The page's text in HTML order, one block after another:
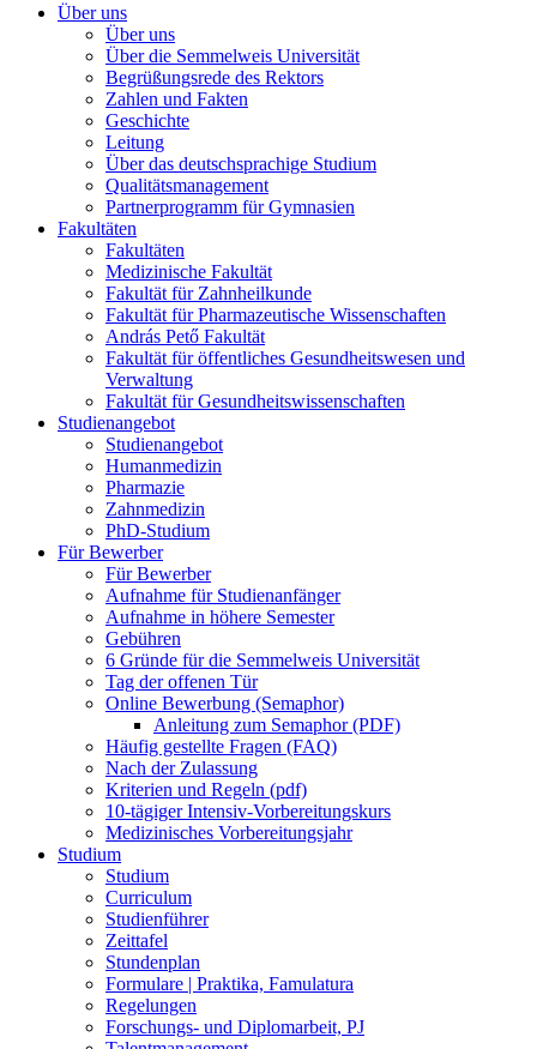
Über uns
Über uns
Über die Semmelweis Universität
Begrüßungsrede des Rektors
Zahlen und Fakten
Geschichte
Leitung
Über das deutschsprachige Studium
Qualitätsmanagement
Partnerprogramm für Gymnasien
Fakultäten
Fakultäten
Medizinische Fakultät
Fakultät für Zahnheilkunde
Fakultät für Pharmazeutische Wissenschaften
András Pető Fakultät
Fakultät für öffentliches Gesundheitswesen und
Verwaltung
Fakultät für Gesundheitswissenschaften
Studienangebot
Studienangebot
Humanmedizin
Pharmazie
Zahnmedizin
PhD-Studium
Für Bewerber
Für Bewerber
Aufnahme für Studienanfänger
Aufnahme in höhere Semester
Gebühren
6 Gründe für die Semmelweis Universität
Tag der offenen Tür
Online Bewerbung (Semaphor)
Anleitung zum Semaphor (PDF)
Häufig gestellte Fragen (FAQ)
Nach der Zulassung
Kriterien und Regeln (pdf)
10-tägiger Intensiv-Vorbereitungskurs
Medizinisches Vorbereitungsjahr
Studium
Studium
Curriculum
Studienführer
Zeittafel
Stundenplan
Formulare | Praktika, Famulatura
Regelungen
Forschungs- und Diplomarbeit, PJ